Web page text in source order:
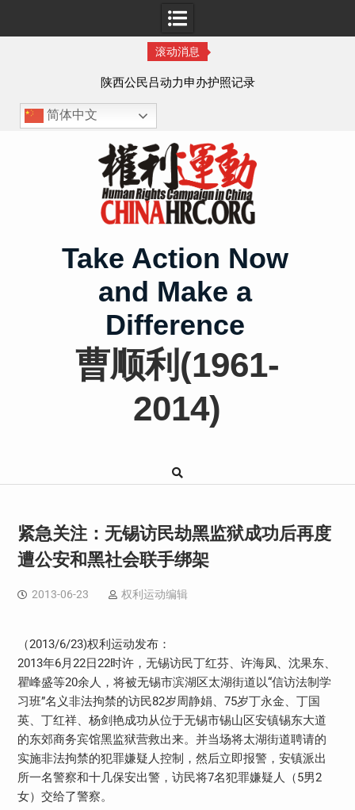
滚动消息
陕西公民吕动力申办护照记录
简体中文
Take Action Now
and Make a
Difference
曹顺利(1961-
2014)
紧急关注：无锡访民劫黑监狱成功后再度
遭公安和黑社会联手绑架
2013-06-23 权利运动编辑
（2013/6/23)权利运动发布：
2013年6月22日22时许，无锡访民丁红芬、许海凤、沈果东、
瞿峰盛等20余人，将被无锡市滨湖区太湖街道以“信访法制学
习班”名义非法拘禁的访民82岁周静娟、75岁丁永金、丁国
英、丁红祥、杨剑艳成功从位于无锡市锡山区安镇锡东大道
的东郊商务宾馆黑监狱营救出来。并当场将太湖街道聘请的
实施非法拘禁的犯罪嫌疑人控制，然后立即报警，安镇派出
所一名警察和十几保安出警，访民将7名犯罪嫌疑人（5男2
女）交给了警察。